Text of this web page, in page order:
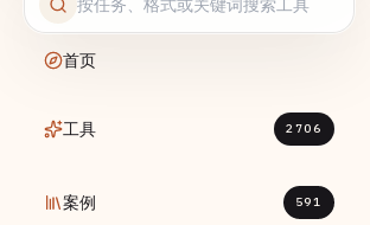
首页
工具 2706
案例 591